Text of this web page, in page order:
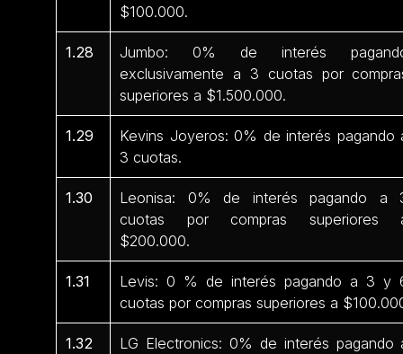
$100.000.
1.28
Jumbo: 0% de interés
exclusivamente a 3 cuotas por
superiores a $1.500.000.
1.29
Kevins Joyeros: 0% de interés pagando
3 cuotas.
1.30
Leonisa: 0% de interés pagando a
cuotas por compras superiores
$200.000.
1.31
Levis: 0 % de interés pagando a 3 y
cuotas por compras superiores a
1.32
LG Electronics: 0% de interés pagando